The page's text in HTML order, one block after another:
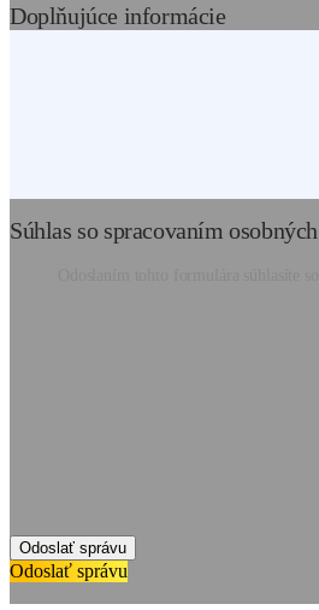
wbraid
Doplňujúce informácie
Súhlas so spracovaním
Odoslať správu
Odoslať správu